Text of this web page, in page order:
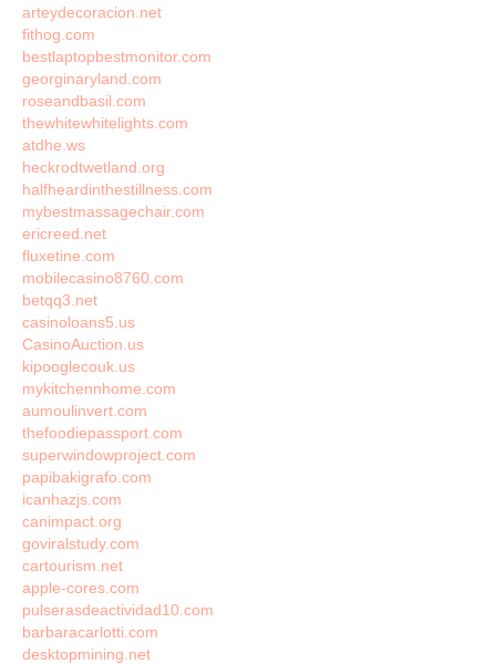
arteydecoracion.net
fithog.com
bestlaptopbestmonitor.com
georginaryland.com
roseandbasil.com
thewhitewhitelights.com
atdhe.ws
heckrodtwetland.org
halfheardinthestillness.com
mybestmassagechair.com
ericreed.net
fluxetine.com
mobilecasino8760.com
betqq3.net
casinoloans5.us
CasinoAuction.us
kipooglecouk.us
mykitchennhome.com
aumoulinvert.com
thefoodiepassport.com
superwindowproject.com
papibakigrafo.com
icanhazjs.com
canimpact.org
goviralstudy.com
cartourism.net
apple-cores.com
pulserasdeactividad10.com
barbaracarlotti.com
desktopmining.net